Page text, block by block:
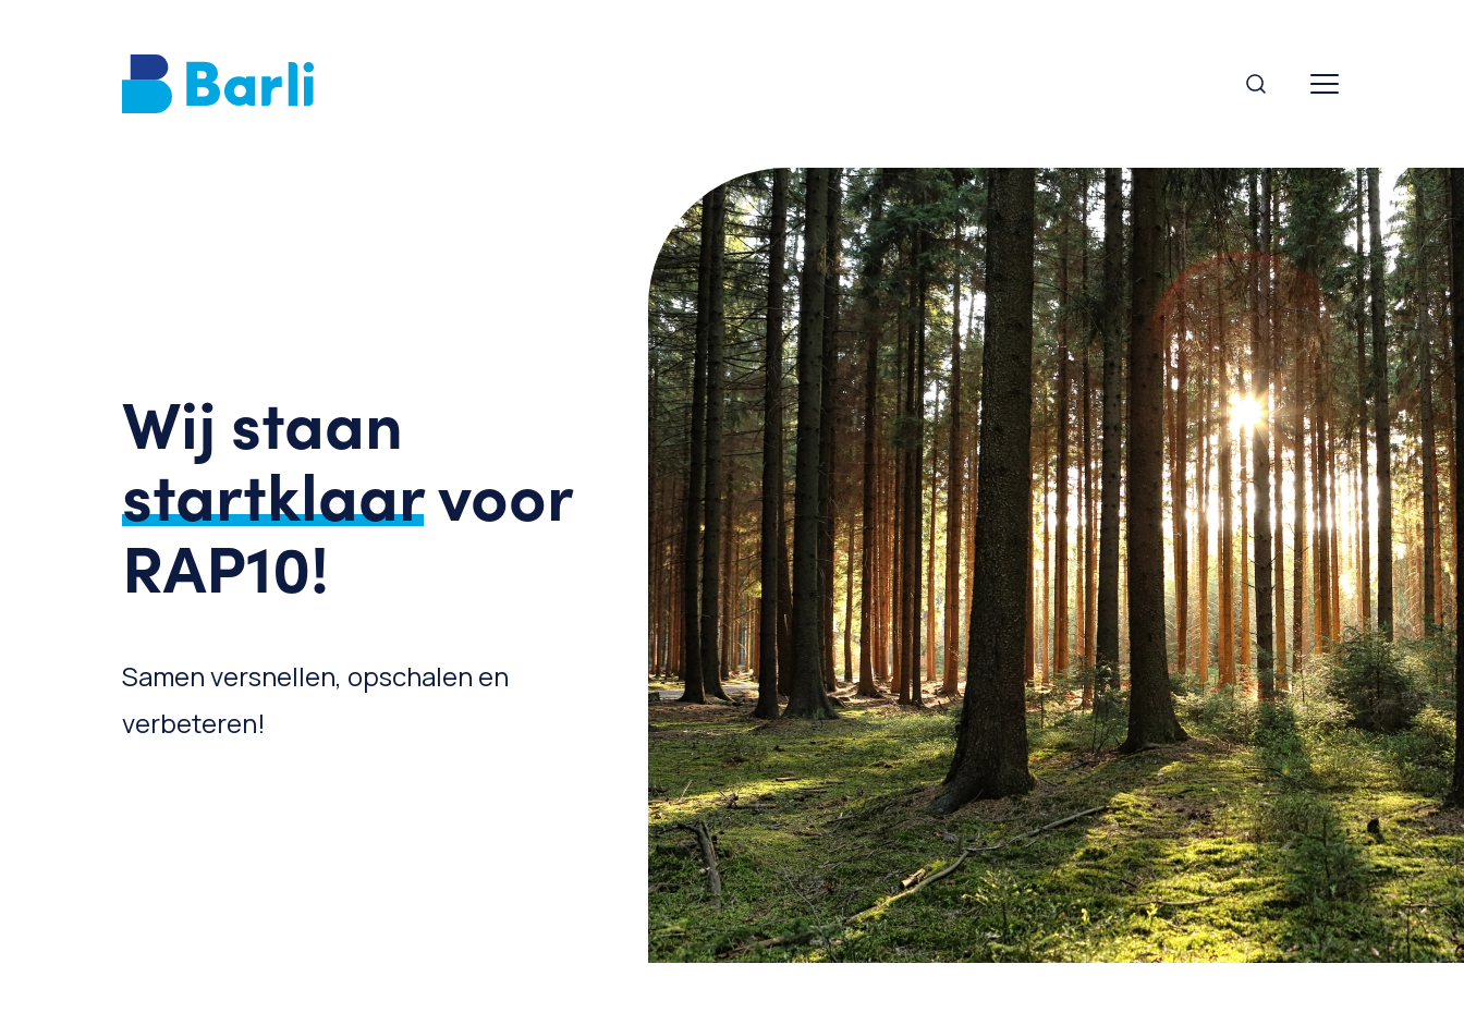
Wij staan
startklaarvoor
RAP10!
Samen versnellen, opschalen en
verbeteren!